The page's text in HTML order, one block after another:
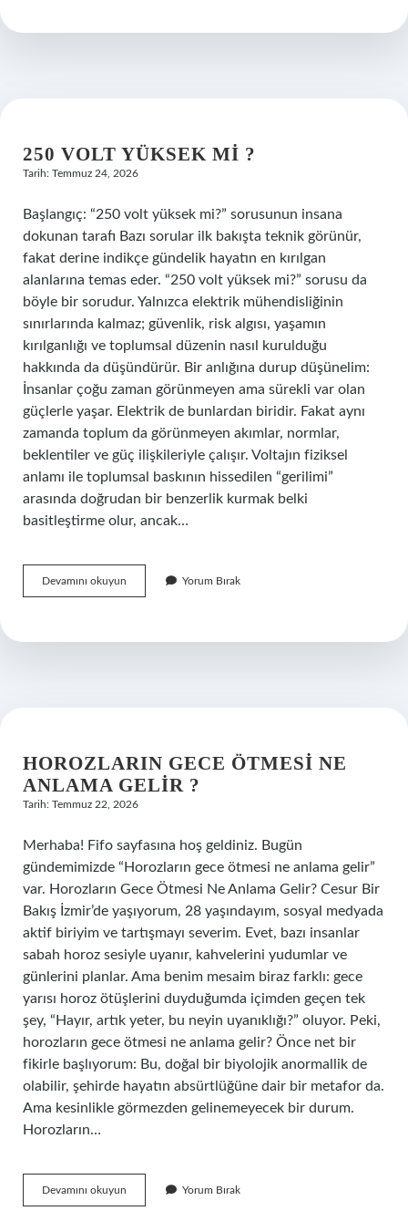
?
250 VOLT YÜKSEK MI ?
Tarih: Temmuz 24, 2026
Başlangıç: “250 volt yüksek mi?” sorusunun insana
dokunan tarafı Bazı sorular ilk bakışta teknik görünür,
fakat derine indikçe gündelik hayatın en kırılgan
alanlarına temas eder. “250 volt yüksek mi?” sorusu da
böyle bir sorudur. Yalnızca elektrik mühendisliğinin
sınırlarında kalmaz; güvenlik, risk algısı, yaşamın
kırılganlığı ve toplumsal düzenin nasıl kurulduğu
hakkında da düşündürür. Bir anlığına durup düşünelim:
İnsanlar çoğu zaman görünmeyen ama sürekli var olan
güçlerle yaşar. Elektrik de bunlardan biridir. Fakat aynı
zamanda toplum da görünmeyen akımlar, normlar,
beklentiler ve güç ilişkileriyle çalışır. Voltajın fiziksel
anlamı ile toplumsal baskının hissedilen “gerilimi”
arasında doğrudan bir benzerlik kurmak belki
basitleştirme olur, ancak…
Devamını okuyun
volt
?
Yorum Bırak
HOROZLARIN GECE ÖTMESI NE
ANLAMA GELIR ?
Tarih: Temmuz 22, 2026
Merhaba! Fifo sayfasına hoş geldiniz. Bugün
gündemimizde “Horozların gece ötmesi ne anlama gelir”
var. Horozların Gece Ötmesi Ne Anlama Gelir? Cesur Bir
Bakış İzmir’de yaşıyorum, 28 yaşındayım, sosyal medyada
aktif biriyim ve tartışmayı severim. Evet, bazı insanlar
sabah horoz sesiyle uyanır, kahvelerini yudumlar ve
günlerini planlar. Ama benim mesaim biraz farklı: gece
yarısı horoz ötüşlerini duyduğumda içimden geçen tek
şey, “Hayır, artık yeter, bu neyin uyanıklığı?” oluyor. Peki,
horozların gece ötmesi ne anlama gelir? Önce net bir
fikirle başlıyorum: Bu, doğal bir biyolojik anormallik de
olabilir, şehirde hayatın absürtlüğüne dair bir metafor da.
Ama kesinlikle görmezden gelinemeyecek bir durum.
Horozların…
Devamını okuyun Horozların
gece
Yorum Bırak